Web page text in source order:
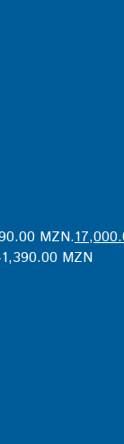
MZN.
MZN